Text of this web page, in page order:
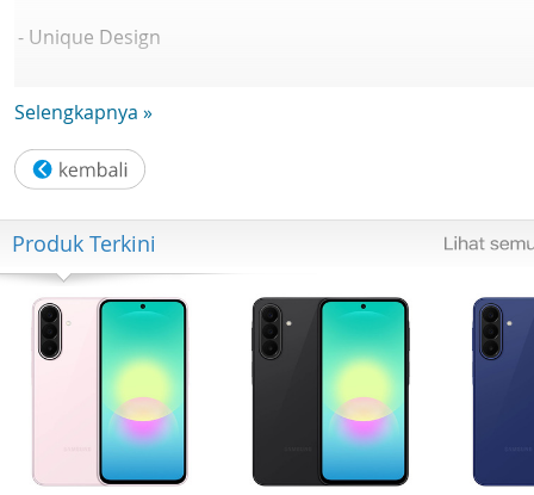
- Unique Design
- Silicone Material
Terbuat dari bahan silicone
- Anti-Slip
Gagang anti slip dan nyaman digenggam
- Non Stick
Utensile yang anti lengket sehingga masakan tidak akan
menempel pada silicon
- Heat Resistance
Utensile yang tahan pada suhu panas hingga 240 celcius
- BPA Free (Food Grade)
Selengkapnya »
Produk Terkini